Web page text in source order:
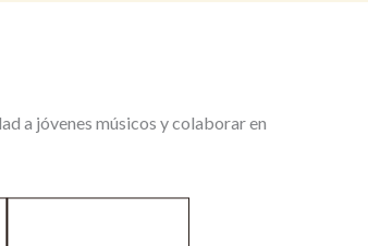
a jóvenes músicos y colaborar en